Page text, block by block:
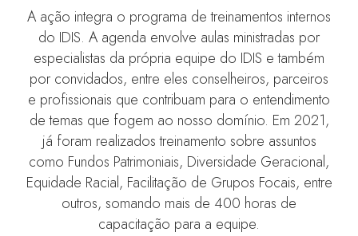
A ação integra o programa de treinamentos internos
do IDIS. A agenda envolve aulas ministradas por
especialistas da própria equipe do IDIS e também
por convidados, entre eles conselheiros, parceiros
e profissionais que contribuam para o entendimento
de temas que fogem ao nosso domínio. Em 2021,
já foram realizados treinamento sobre assuntos
como Fundos Patrimoniais, Diversidade Geracional,
Equidade Racial, Facilitação de Grupos Focais, entre
outros, somando mais de 400 horas de
capacitação para a equipe.